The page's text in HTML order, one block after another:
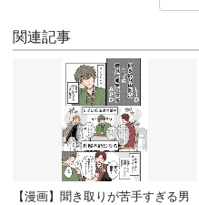
関連記事
【漫画】聞き取りが苦手すぎる男